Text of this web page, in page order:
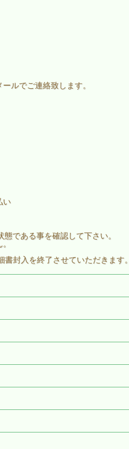
ルでご連絡致します。
い
である事を確認して下さい。
封入を終了させていただきます。